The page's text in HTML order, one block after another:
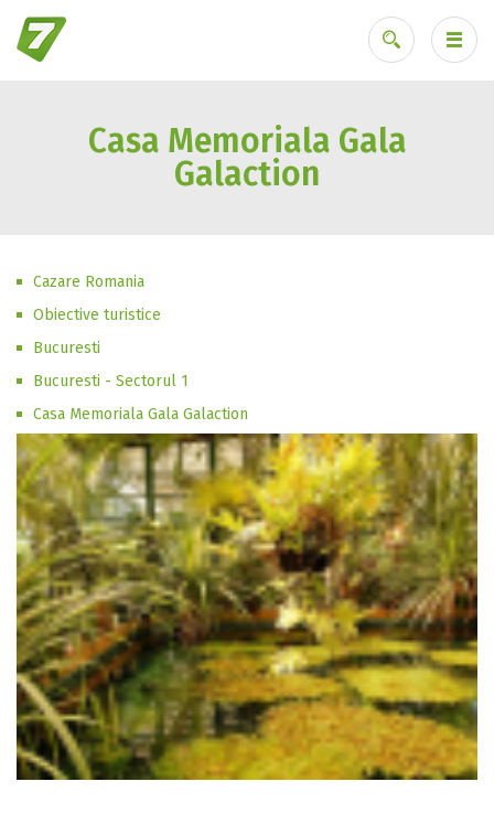
Ai uitat parola?
Casa Memoriala Gala
Galaction
Cazare Romania
Obiective turistice
Bucuresti
Bucuresti - Sectorul 1
Casa Memoriala Gala Galaction